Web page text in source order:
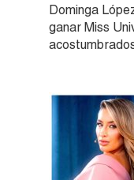
Dominga
ganar Miss